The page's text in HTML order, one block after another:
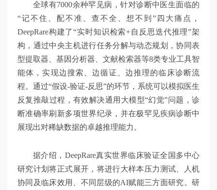
全球有7000余种罕见病，针对诊断中医生面临的
“记不住、配不准、查不全、想不到”四大痛点，
DeepRare构建了“实时知识检索+自反思迭代推理”架
构，通过中央主机进行任务分解与动态规划，协同表
型提取器、基因分析器、文献检索器等8类专业工具智
能体，实现边搜索、边循证、边推理的临床诊断流
程。通过“假设-验证-反思”的环节，系统可以模拟医生
反复推敲过程，有效解决通用大模型“幻觉”问题，诊
断准确率刷新多项世界纪录，并在极罕见疾病诊断中
展现出对稀缺数据的卓越推理能力。
据介绍，DeepRare真实世界临床验证全国多中心
研究计划将正式展开，将进行大样本压力测试、人机
协同及临床效用、不同层级的AI赋能三方面研究。研